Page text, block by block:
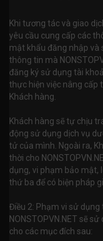
Khi tương tác và giao
yêu cầu cung cấp các
mật khẩu đăng nhập và
thông tin mà
đăng ký sử dụng tài
thực hiện việc nâng cấp
Khách hàng.
Khách hàng sẽ tự chịu
động sử dụng dịch vụ
tử của mình. Ngoài ra,
thời cho
dụng, vi phạm bảo mật,
thứ ba để có biện pháp
Điều 2: Phạm vi sử dụng
NONSTOPVN.NET sẽ
cho các mục đích sau: